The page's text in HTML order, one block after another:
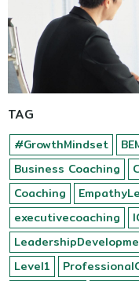
TAG
#GrowthMindset
Business Coaching
Coaching
executivecoaching
Level1